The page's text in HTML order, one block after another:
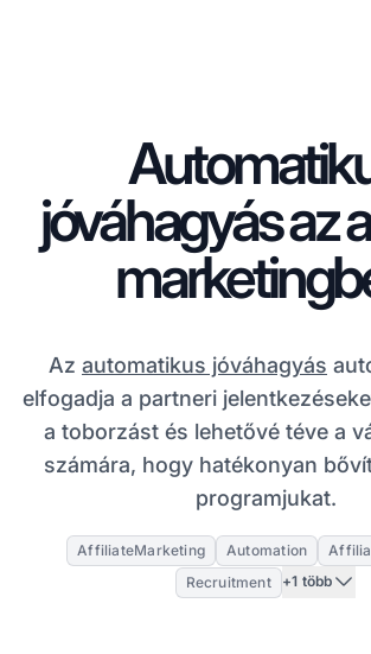
jóváhagyás az
Az automatikus jóváhagyás
elfogadja a partneri
a toborzást és lehetővé téve a
számára, hogy hatékonyan
programjukat.
AffiliateMarketing Automation
Recruitment
+1 több